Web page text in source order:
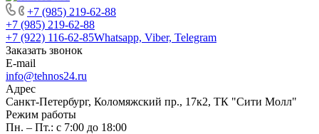
+7 (985) 219-62-88
+7 (985) 219-62-88
+7 (922) 116-62-85Whatsapp, Viber, Telegram
Заказать звонок
E-mail
info@tehnos24.ru
Адрес
Санкт-Петербург, Коломяжский пр., 17к2, ТК "Сити Молл"
Режим работы
Пн. – Пт.: с 7:00 до 18:00